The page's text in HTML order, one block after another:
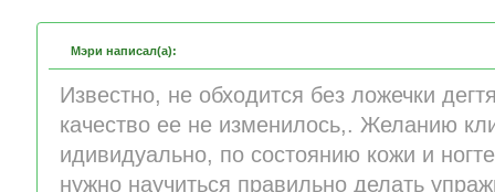
Мэри написал(а):
Известно, не обходится без ложечки
качество ее не изменилось,. Желанию
идивидуально, по состоянию кожи и
нужно научиться правильно делать